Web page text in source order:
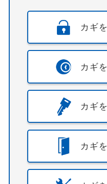
カギを
カギを
カギを
カギを